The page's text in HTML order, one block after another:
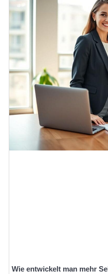
Wie entwickelt man mehr